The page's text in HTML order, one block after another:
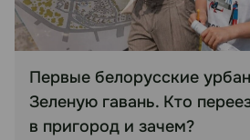
Первые белорусские
Зеленую гавань. Кто
в пригород и зачем?